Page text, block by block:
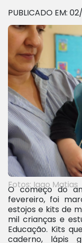
PUBLICADO EM:
Fotos: Iago Matias
O começo do
fevereiro, foi
estojos e kits de
mil crianças e
Educação. Kits
caderno, lápis